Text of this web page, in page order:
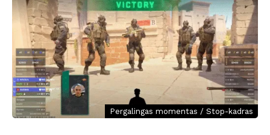
Pergalingas momentas / Stop-kadras